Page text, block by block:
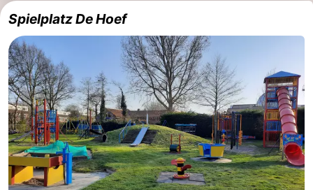
Zee
Frühstück)
Strand
Sehen
&
tun
-
Museen
-
Denkmäler
-
Aussichtspunkte
Attraktionen
Spielplatz De Hoef